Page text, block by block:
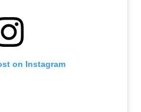
on Instagram